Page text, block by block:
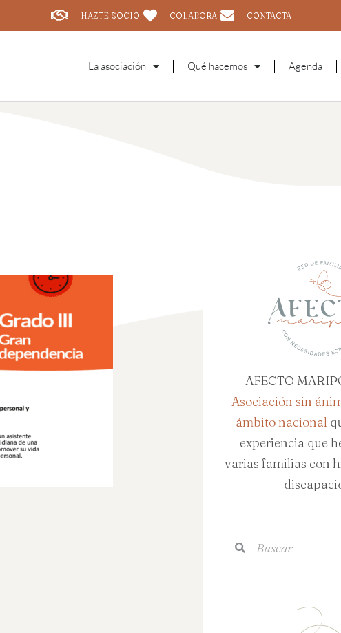
HAZTE SOCIO COLABORA CONTACTA
La asociación Qué hacemos Agenda
AFECTO
Asociación sin
ámbito nacional
experiencia que
varias familias con
Buscar